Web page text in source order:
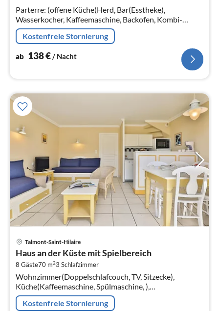
Parterre: (offene Küche(Herd, Bar(Esstheke),
Wasserkocher, Kaffeemaschine, Backofen, Kombi-
Mikrowelle, Spülmaschine, Kühl-/Gefrierkombination)
Kostenfreie Stornierung
ab 138€/ Nacht
Talmont-Saint-Hilaire
Haus an der Küste mit Spielbereich
8 Gäste70 m23 Schlafzimmer
Wohnzimmer(Doppelschlafcouch, TV, Sitzecke),
Küche(Kaffeemaschine, Spülmaschine, ),
Kochnische(Toaster, Spülmaschine, ),
Schlafzimmer(Doppelbett)
Kostenfreie Stornierung